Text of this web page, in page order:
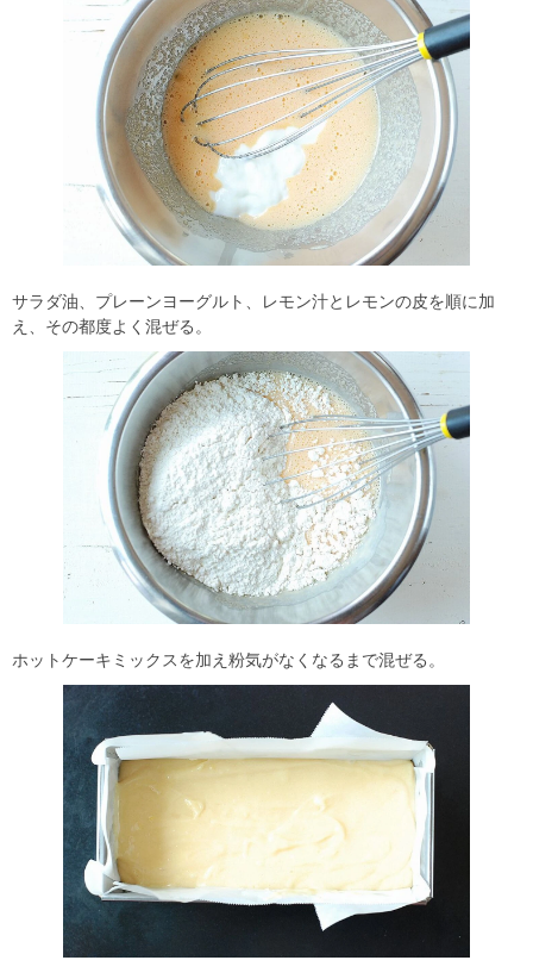
サラダ油、プレーンヨーグルト、レモン汁とレモンの皮を順に加
え、その都度よく混ぜる。
ホットケーキミックスを加え粉気がなくなるまで混ぜる。